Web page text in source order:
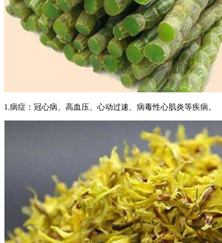
1.病症：冠心病、高血压、心动过速、病毒性心肌炎等疾病。